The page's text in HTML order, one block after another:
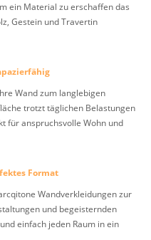
ein Material zu erschaffen das
Gestein und Travertin
Wand zum langlebigen
trotzt täglichen Belastungen
für anspruchsvolle Wohn und
Format
Wandverkleidungen zur
und begeisternden
einfach jeden Raum in ein